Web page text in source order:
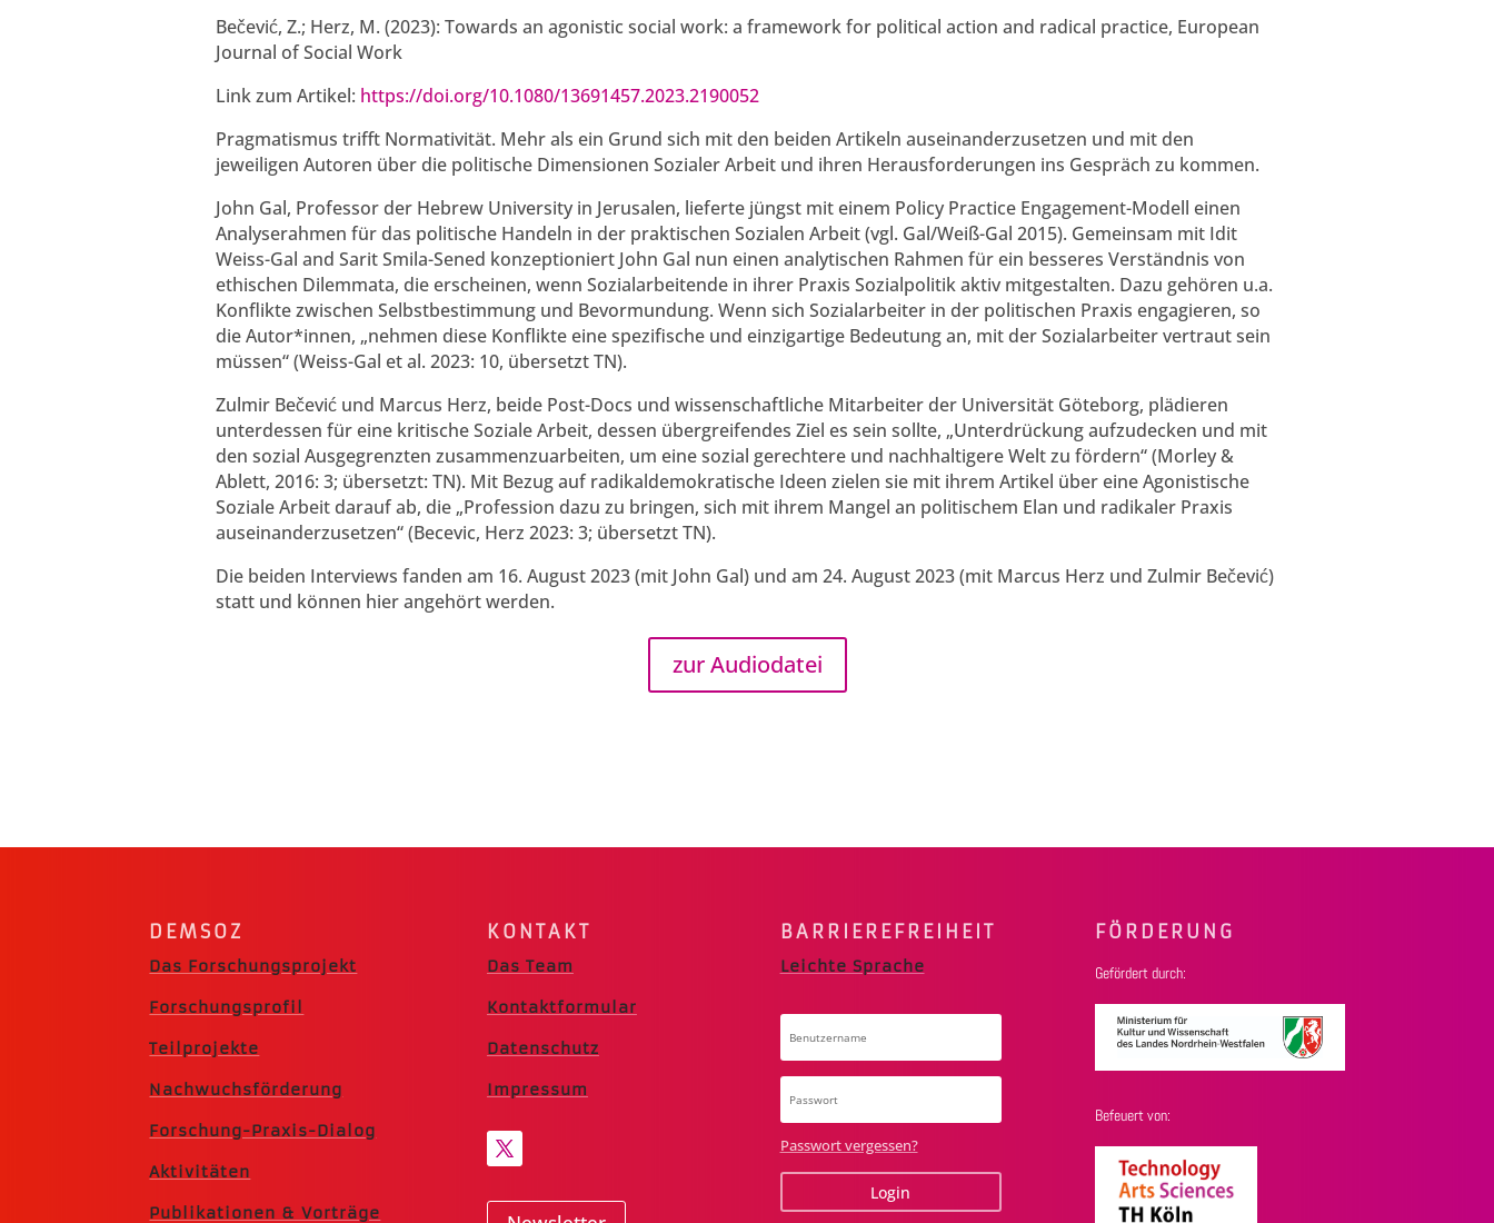
Bečević, Z.; Herz, M. (2023): Towards an agonistic social work: a framework for political action and radical practice, European
Journal of Social Work
Link zum Artikel: https://doi.org/10.1080/13691457.2023.2190052
Pragmatismus trifft Normativität. Mehr als ein Grund sich mit den beiden Artikeln auseinanderzusetzen und mit den
jeweiligen Autoren über die politische Dimensionen Sozialer Arbeit und ihren Herausforderungen ins Gespräch zu kommen.
John Gal, Professor der Hebrew University in Jerusalen, lieferte jüngst mit einem Policy Practice Engagement-Modell einen
Analyserahmen für das politische Handeln in der praktischen Sozialen Arbeit (vgl. Gal/Weiß-Gal 2015). Gemeinsam mit Idit
Weiss-Gal and Sarit Smila-Sened konzeptioniert John Gal nun einen analytischen Rahmen für ein besseres Verständnis von
ethischen Dilemmata, die erscheinen, wenn Sozialarbeitende in ihrer Praxis Sozialpolitik aktiv mitgestalten. Dazu gehören u.a.
Konflikte zwischen Selbstbestimmung und Bevormundung. Wenn sich Sozialarbeiter in der politischen Praxis engagieren, so
die Autor*innen, „nehmen diese Konflikte eine spezifische und einzigartige Bedeutung an, mit der Sozialarbeiter vertraut sein
müssen“ (Weiss-Gal et al. 2023: 10, übersetzt TN).
Zulmir Bečević und Marcus Herz, beide Post-Docs und wissenschaftliche Mitarbeiter der Universität Göteborg, plädieren
unterdessen für eine kritische Soziale Arbeit, dessen übergreifendes Ziel es sein sollte, „Unterdrückung aufzudecken und mit
den sozial Ausgegrenzten zusammenzuarbeiten, um eine sozial gerechtere und nachhaltigere Welt zu fördern“ (Morley &
Ablett, 2016: 3; übersetzt: TN). Mit Bezug auf radikaldemokratische Ideen zielen sie mit ihrem Artikel über eine Agonistische
Soziale Arbeit darauf ab, die „Profession dazu zu bringen, sich mit ihrem Mangel an politischem Elan und radikaler Praxis
auseinanderzusetzen“ (Becevic, Herz 2023: 3; übersetzt TN).
Die beiden Interviews fanden am 16. August 2023 (mit John Gal) und am 24. August 2023 (mit Marcus Herz und Zulmir Bečević)
statt und können hier angehört werden.
zur Audiodatei
DEMSOZ
Das Forschungsprojekt
Forschungsprofil
Teilprojekte
Nachwuchsförderung
Forschung-Praxis-Dialog
Aktivitäten
Publikationen & Vorträge
KONTAKT
Das Team
Kontaktformular
Datenschutz
Impressum
BARRIERE­FREIHEIT
Leichte Sprache
Passwort vergessen?
Login
FÖRDERUNG
Gefördert durch:
Befeuert von: